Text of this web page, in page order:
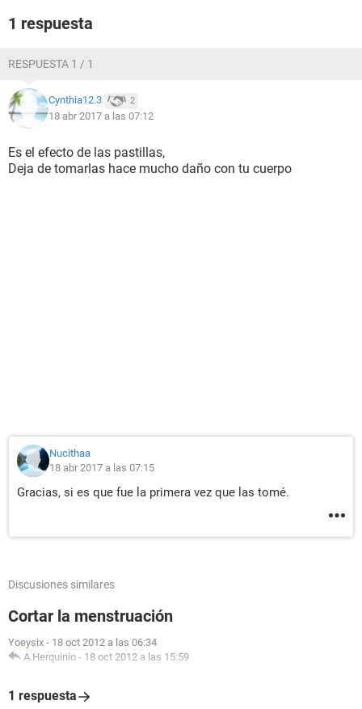
1 respuesta
RESPUESTA 1 / 1
Cynthia12.3 2
18 abr 2017 a las 07:12
Es el efecto de las pastillas,
Deja de tomarlas hace mucho daño con tu cuerpo
Nucithaa
18 abr 2017 a las 07:15
Gracias, si es que fue la primera vez que las tomé.
Discusiones similares
Cortar la menstruación
Yoeysix - 18 oct 2012 a las 06:34
A.Herquinio - 18 oct 2012 a las 15:59
1 respuesta